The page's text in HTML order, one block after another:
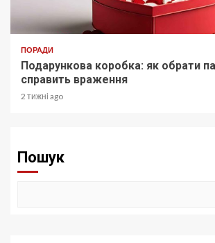
ПОРАДИ
Подарункова коробка: як обрати
справить враження
2 тижні ago
Пошук